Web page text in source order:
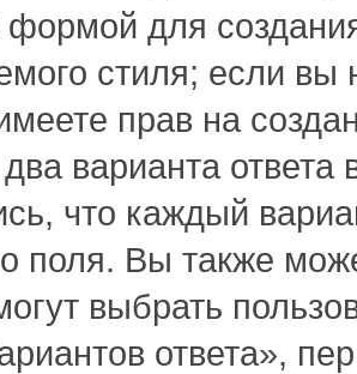
формой для
стиля; если
прав на
варианта ответа
что каждый
поля. Вы также
выбрать
ответа»,